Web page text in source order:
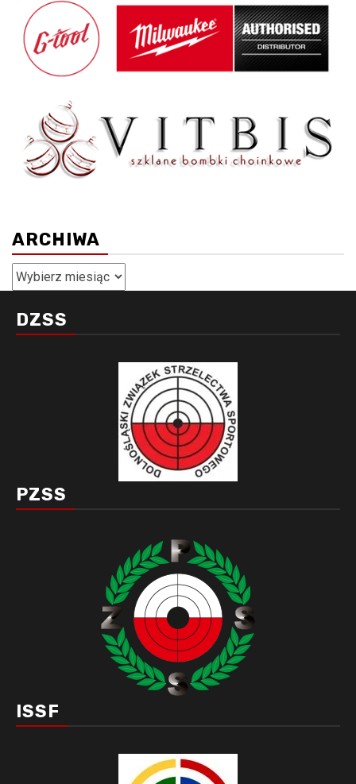
ARCHIWA
Archiwa
DZSS
PZSS
ISSF